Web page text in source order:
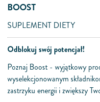
BOOST
SUPLEMENT DIETY
Odblokuj swój potencjał!
Poznaj Boost - wyjątkowy
wyselekcjonowanym
zastrzyku energii i zwiększy